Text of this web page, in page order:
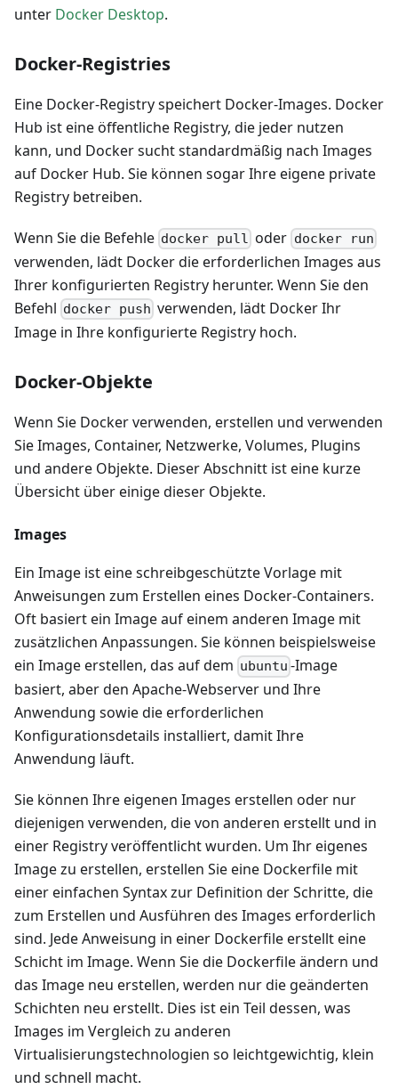
unter Docker Desktop.
Docker-Registries
Eine Docker-Registry speichert Docker-Images. Docker
Hub ist eine öffentliche Registry, die jeder nutzen
kann, und Docker sucht standardmäßig nach Images
auf Docker Hub. Sie können sogar Ihre eigene private
Registry betreiben.
Wenn Sie die Befehle docker pull oder docker run
verwenden, lädt Docker die erforderlichen Images aus
Ihrer konfigurierten Registry herunter. Wenn Sie den
Befehl docker push verwenden, lädt Docker Ihr
Image in Ihre konfigurierte Registry hoch.
Docker-Objekte
Wenn Sie Docker verwenden, erstellen und verwenden
Sie Images, Container, Netzwerke, Volumes, Plugins
und andere Objekte. Dieser Abschnitt ist eine kurze
Übersicht über einige dieser Objekte.
Images
Ein Image ist eine schreibgeschützte Vorlage mit
Anweisungen zum Erstellen eines Docker-Containers.
Oft basiert ein Image auf einem anderen Image mit
zusätzlichen Anpassungen. Sie können beispielsweise
ein Image erstellen, das auf dem ubuntu -Image
basiert, aber den Apache-Webserver und Ihre
Anwendung sowie die erforderlichen
Konfigurationsdetails installiert, damit Ihre
Anwendung läuft.
Sie können Ihre eigenen Images erstellen oder nur
diejenigen verwenden, die von anderen erstellt und in
einer Registry veröffentlicht wurden. Um Ihr eigenes
Image zu erstellen, erstellen Sie eine Dockerfile mit
einer einfachen Syntax zur Definition der Schritte, die
zum Erstellen und Ausführen des Images erforderlich
sind. Jede Anweisung in einer Dockerfile erstellt eine
Schicht im Image. Wenn Sie die Dockerfile ändern und
das Image neu erstellen, werden nur die geänderten
Schichten neu erstellt. Dies ist ein Teil dessen, was
Images im Vergleich zu anderen
Virtualisierungstechnologien so leichtgewichtig, klein
und schnell macht.